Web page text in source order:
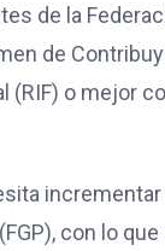
de la
de
(RIF) o mejor
incrementar
con lo